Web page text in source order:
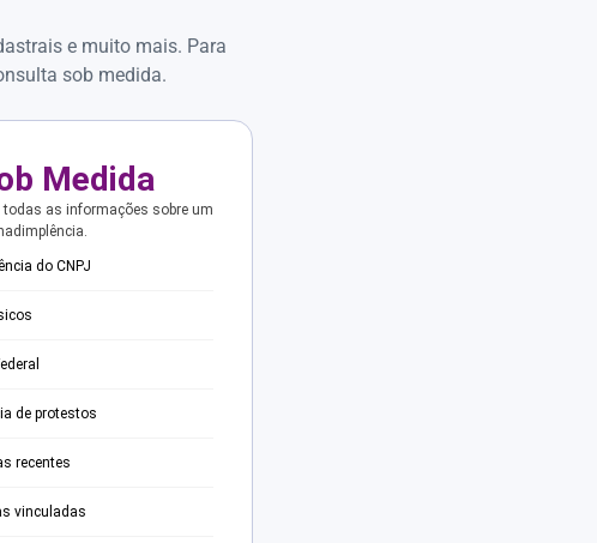
e muito mais. Para
sob medida.
Medida
as informações sobre um
do CNPJ
de protestos
recentes
vinculadas